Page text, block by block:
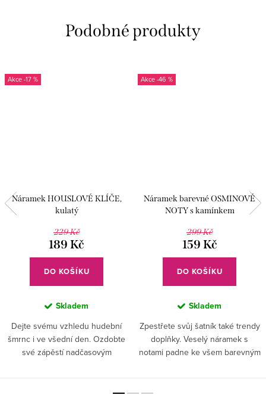
-17 %
Náramek HOUSLOVÉ KLÍČE,
kulatý
229 Kč
189 Kč
DO KOŠÍKU
Skladem
Dejte svému vzhledu hudební
šmrnc i ve všední den. Ozdobte
své zápěstí nadčasovým
-46 %
Náramek barevné OSMINOVÉ
NOTY s kamínkem
299 Kč
159 Kč
DO KOŠÍKU
Skladem
Zpestřete svůj šatník také trendy
doplňky. Veselý náramek s
notami padne ke všem barevným